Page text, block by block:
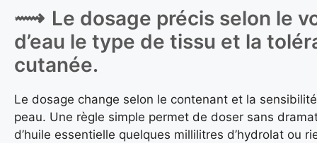
Le dosage précis selon le
d’eau le type de tissu et la
cutanée.
Le dosage change selon le contenant et la
peau. Une règle simple permet de doser sans
d’huile essentielle quelques millilitres d’hydrolat ou